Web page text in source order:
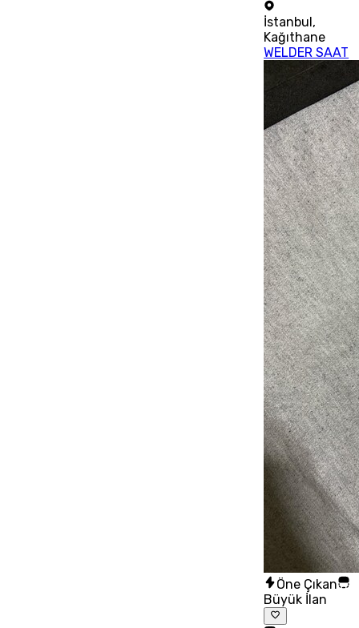
İstanbul,
Kağıthane
WELDER SAAT
Öne Çıkan
Büyük İlan